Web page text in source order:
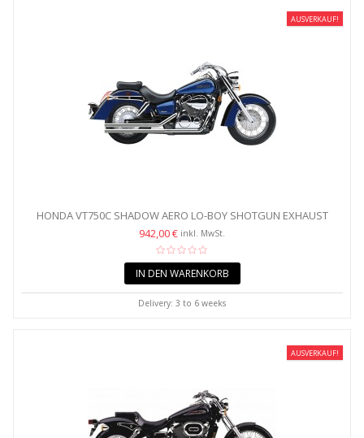
AUSVERKAUF!
HONDA VT750C SHADOW AERO LO-BOY SHOTGUN EXHAUST
SYSTEM 1963
942,00 € inkl. MwSt.
IN DEN WARENKORB
Delivery: 3 to 6 weeks
AUSVERKAUF!